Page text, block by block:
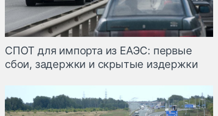
СПОТ для импорта из ЕАЭС: первые
сбои, задержки и скрытые издержки